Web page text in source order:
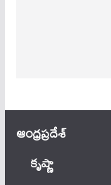
ఆంధ్ర‌ప్ర‌దేశ్
కృష్ణా